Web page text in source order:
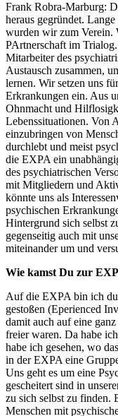
Frank Robra-Marburg:
heraus gegründet.
wurden wir zum Verein.
PArtnerschaft im
Mitarbeiter des
Austausch zusammen,
lernen. Wir setzen uns
Erkrankungen ein. Aus
Ohnmacht und
Lebenssituationen. Von
einzubringen von
durchlebt und meist
die EXPA ein
des psychiatrischen
mit Mitgliedern und
könnte uns als
psychischen
Hintergrund sich selbst
gegenseitig auch mit
miteinander um und
Wie kamst Du zur
Auf die EXPA bin ich
gestoßen (Eperienced
damit auch auf eine
freier waren. Da habe
habe ich gesehen, wo
in der EXPA eine
Uns geht es um eine
gescheitert sind in
zu sich selbst zu finden.
Menschen mit